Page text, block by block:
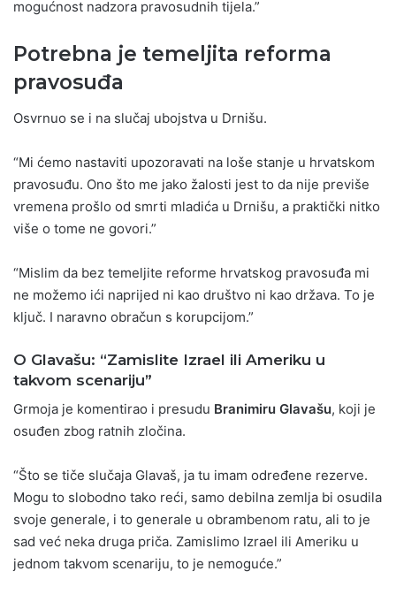
mogućnost nadzora pravosudnih tijela.”
Potrebna je temeljita reforma
pravosuđa
Osvrnuo se i na slučaj ubojstva u Drnišu.
“Mi ćemo nastaviti upozoravati na loše stanje u hrvatskom
pravosuđu. Ono što me jako žalosti jest to da nije previše
vremena prošlo od smrti mladića u Drnišu, a praktički nitko
više o tome ne govori.”
“Mislim da bez temeljite reforme hrvatskog pravosuđa mi
ne možemo ići naprijed ni kao društvo ni kao država. To je
ključ. I naravno obračun s korupcijom.”
O Glavašu: “Zamislite Izrael ili Ameriku u
takvom scenariju”
Grmoja je komentirao i presudu Branimiru Glavašu, koji je
osuđen zbog ratnih zločina.
“Što se tiče slučaja Glavaš, ja tu imam određene rezerve.
Mogu to slobodno tako reći, samo debilna zemlja bi osudila
svoje generale, i to generale u obrambenom ratu, ali to je
sad već neka druga priča. Zamislimo Izrael ili Ameriku u
jednom takvom scenariju, to je nemoguće.”